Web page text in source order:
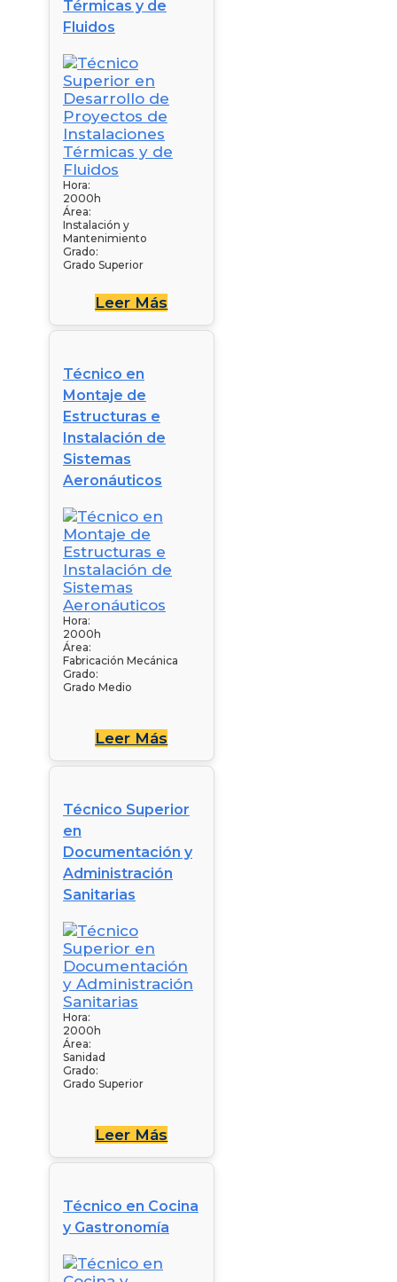
Térmicas y de
Fluidos
Hora:
2000h
Área:
Instalación y
Mantenimiento
Grado:
Grado Superior
Leer Más
Técnico en
Montaje de
Estructuras e
Instalación de
Sistemas
Aeronáuticos
Hora:
2000h
Área:
Fabricación Mecánica
Grado:
Grado Medio
Leer Más
Técnico Superior
en
Documentación y
Administración
Sanitarias
Hora:
2000h
Área:
Sanidad
Grado:
Grado Superior
Leer Más
Técnico en Cocina
y Gastronomía